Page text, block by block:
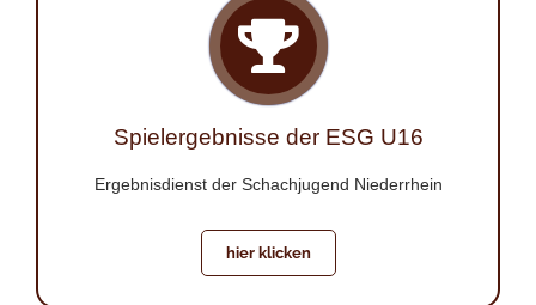
Spielergebnisse der ESG U16
Ergebnisdienst der Schachjugend Niederrhein
hier klicken